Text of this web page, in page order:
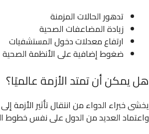
تدهور الحالات المزمنة
زيادة المضاعفات الصحية
ارتفاع معدلات دخول المستشفيات
ضغوط إضافية على الأنظمة الصحية
هل يمكن أن تمتد الأزمة عالميًا؟
يخشى خبراء الدواء من انتقال تأثير
واعتماد العديد من الدول على نفس خطوط